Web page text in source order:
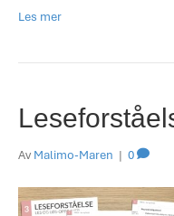
Les mer
Av Malimo-Maren | 0